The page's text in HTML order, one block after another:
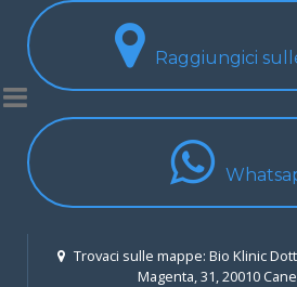
Raggiungici
Trovaci sulle mappe: Bio Klinic
Magenta, 31, 20010